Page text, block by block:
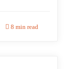
8 min read